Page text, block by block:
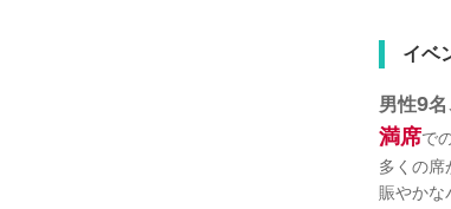
イベ
男性9名
満席で
多くの席
賑やかな